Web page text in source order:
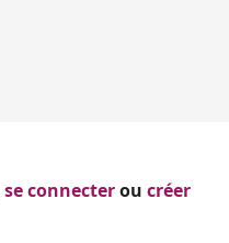
se connecterou créer